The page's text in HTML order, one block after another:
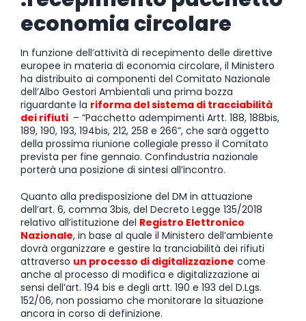
economia circolare
In funzione dell’attività di recepimento delle direttive
europee in materia di economia circolare, il Ministero
ha distribuito ai componenti del Comitato Nazionale
dell’Albo Gestori Ambientali una prima bozza
riguardante la riforma del sistema di tracciabilità
dei rifiuti – “Pacchetto adempimenti Artt. 188, 188bis,
189, 190, 193, 194bis, 212, 258 e 266”, che sarà oggetto
della prossima riunione collegiale presso il Comitato
prevista per fine gennaio. Confindustria nazionale
porterà una posizione di sintesi all’incontro.
Quanto alla predisposizione del DM in attuazione
dell’art. 6, comma 3bis, del Decreto Legge 135/2018
relativo all’istituzione del Registro Elettronico
Nazionale, in base al quale il Ministero dell’ambiente
dovrà organizzare e gestire la tranciabilità dei rifiuti
attraverso un processo di digitalizzazione come
anche al processo di modifica e digitalizzazione ai
sensi dell’art. 194 bis e degli artt. 190 e 193 del D.Lgs.
152/06, non possiamo che monitorare la situazione
ancora in corso di definizione.